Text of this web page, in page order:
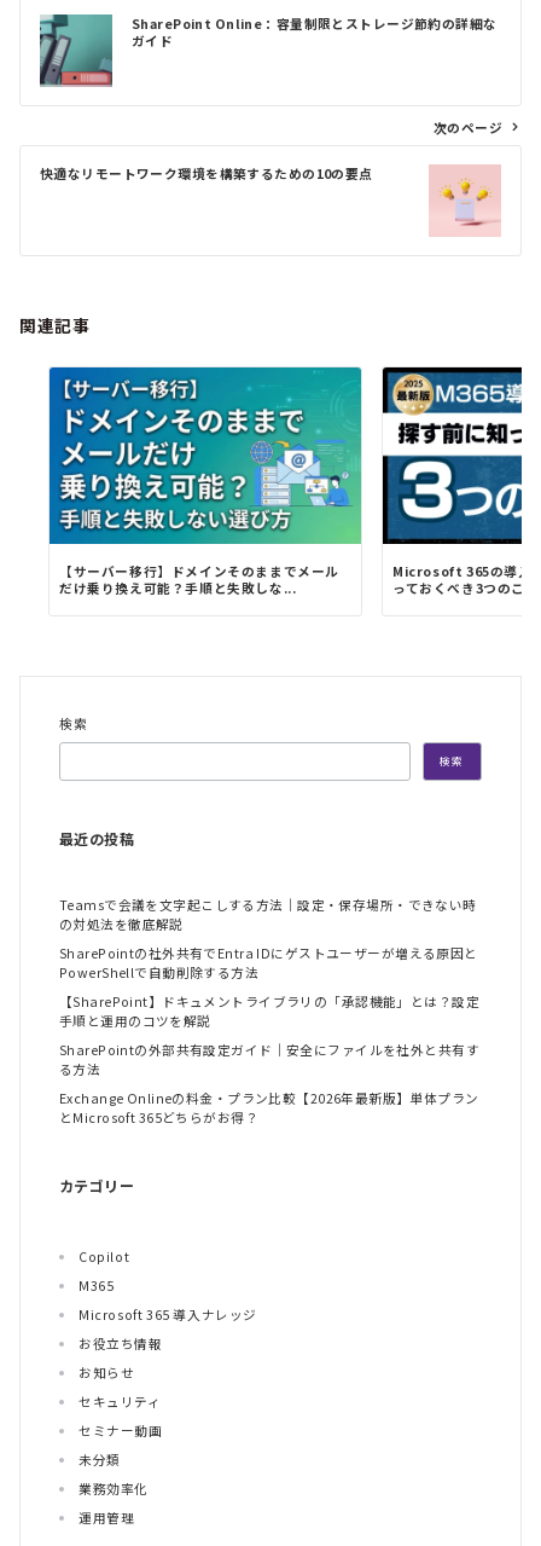
ゲ
ー
SharePoint Online：容量制限とストレージ節約の詳細な
ガイド
次のページ
快適なリモートワーク環境を構築するための10の要点
関連記事
【サーバー移行】ドメインそのままでメール
だけ乗り換え可能？手順と失敗しな...
Microsoft 365の導入
っておくべき3つのこと
検索
検索
最近の投稿
Teamsで会議を文字起こしする方法｜設定・保存場所・できない時
の対処法を徹底解説
SharePointの社外共有でEntra IDにゲストユーザーが増える原因と
PowerShellで自動削除する方法
【SharePoint】ドキュメントライブラリの「承認機能」とは？設定
手順と運用のコツを解説
SharePointの外部共有設定ガイド｜安全にファイルを社外と共有す
る方法
Exchange Onlineの料金・プラン比較【2026年最新版】単体プラン
とMicrosoft 365どちらがお得？
カテゴリー
Copilot
M365
Microsoft 365 導入ナレッジ
お役立ち情報
お知らせ
セキュリティ
セミナー動画
未分類
業務効率化
運用管理